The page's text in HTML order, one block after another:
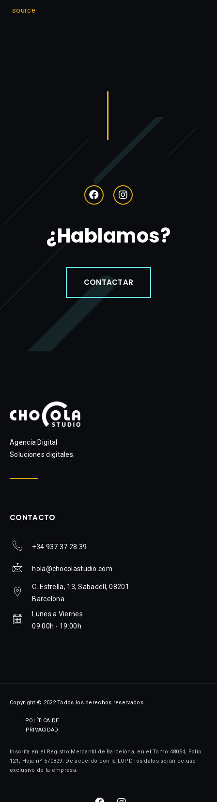
source
¿Hablamos?
CONTACTAR
Agencia Digital
Soluciones digitales.
CONTACTO
+34 937 37 28 39
hola@chocolastudio.com
C. Estrella, 13, Sabadell, 08201.
Barcelona.
Lunes a Viernes
09:00h - 19:00h
Copyright © 2022 Todos los derechos reservados.
POLÍTICA DE
PRIVACIDAD
Inscrita en el Registro Mercantil de Barcelona, en el Tomo 48054, Folio
121, Hoja nº 570829. De acuerdo con la LOPD los datos serán de uso
exclusivo de la empresa.